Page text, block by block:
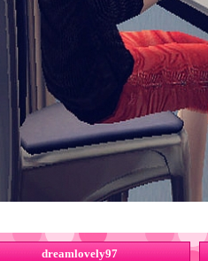
dreamlovely97